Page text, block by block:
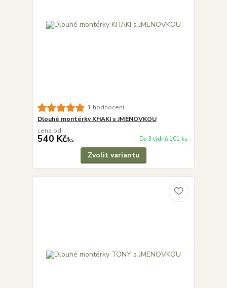
1 hodnocení
Dlouhé montérky KHAKI s JMENOVKOU
cena od
540 Kč/ks Do 3 týdnů 101 ks
Zvolit variantu